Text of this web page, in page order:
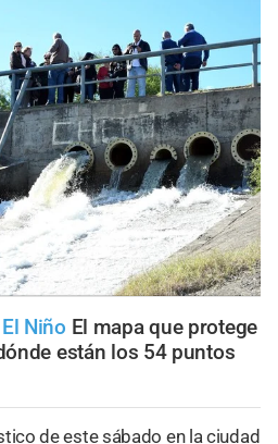
Niño El mapa que protege
están los 54 puntos
de este sábado en la ciudad